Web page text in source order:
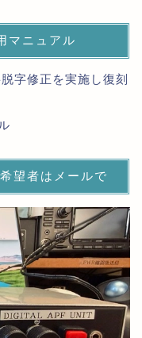
マニュアル
字修正を実施し復刻
望者はメールで